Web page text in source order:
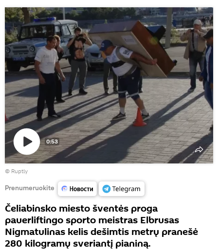
Paleisti
vaizdo
0:53
© Ruptly
Prenumeruokite
Čeliabinsko miesto šventės proga
pauerliftingo sporto meistras Elbrusas
Nigmatulinas kelis dešimtis metrų pranešė
280 kilogramų sveriantį pianiną.